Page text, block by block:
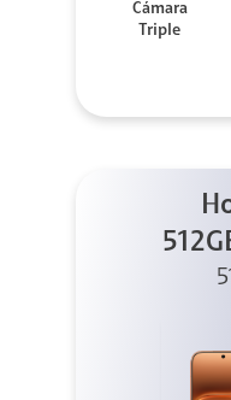
Cámara
Triple